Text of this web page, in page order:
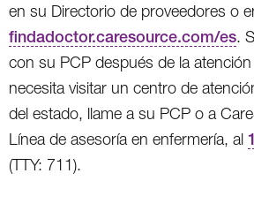
en su Directorio de proveedores o
findadoctor.caresource.com/es.
con su PCP después de la
necesita visitar un centro de
del estado, llame a su PCP o a
Línea de asesoría en enfermería, al
(TTY: 711).